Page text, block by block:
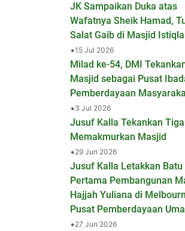
JK Sampaikan Duka atas
Wafatnya Sheik Hamad,
Salat Gaib di Masjid Istiqlal
•15 Jul 2026
Milad ke-54, DMI
Masjid sebagai Pusat
Pemberdayaan
•3 Jul 2026
Jusuf Kalla Tekankan
Memakmurkan Masjid
•29 Jun 2026
Jusuf Kalla Letakkan Batu
Pertama Pembangunan
Hajjah Yuliana di
Pusat Pemberdayaan
•27 Jun 2026